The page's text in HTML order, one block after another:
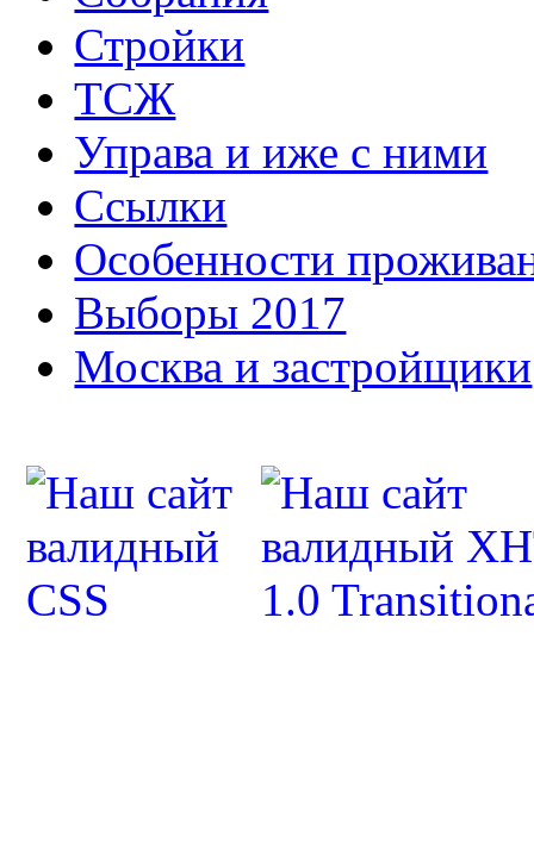
Стройки
ТСЖ
Управа и иже с ними
Ссылки
Особенности
Выборы 2017
Москва и застройщики